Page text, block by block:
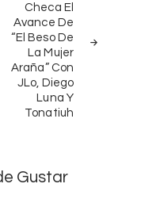
Checa El
Avance De
“El Beso De
La Mujer
Araña” Con
JLo, Diego
Luna Y
Tonatiuh
Gustar